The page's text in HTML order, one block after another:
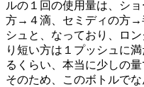
ルの１回の使用量は、シ
方→４滴、セミディの方→
シュと、なっており、ロ
り短い方は１プッシュに
るくらい、本当に少しの
そのため、このボトルで